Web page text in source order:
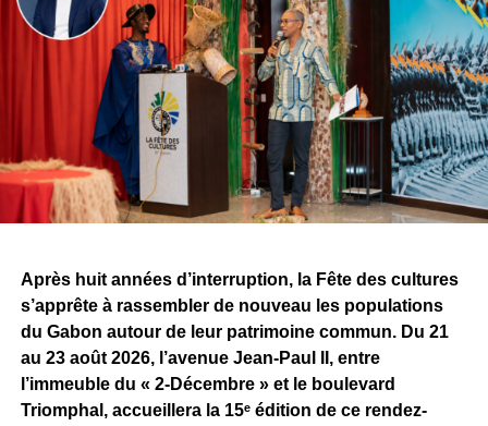
étape avec fierté. Il évoque une vision, une ambition
commune et le début d’une aventure qu’il espère
certainement décisive pour la suite de son parcours.
À travers cette signature, le challenge dépasse désormais
la simple confrontation entre producteurs. Il devient aussi
un espace de rencontres et d’opportunités pour les
artistes. Pour Tris, l’une des premières retombées est déjà
concrète, alors même que la compétition n’est pas encore
Reste maintenant à savoir ce que Sean Bridon Music
prépare pour sa nouvelle recrue. Car après cette belle
exposition, le véritable défi sera de proposer des projets
réguliers et solides, capables d’inscrire durablement Tris
au premier plan de la scène musicale gabonaise.
Après huit années d’interruption, la Fête des cultures
s’apprête à rassembler de nouveau les populations
du Gabon autour de leur patrimoine commun. Du 21
au 23 août 2026, l’avenue Jean-Paul II, entre
l’immeuble du « 2-Décembre » et le boulevard
Triomphal, accueillera la 15ᵉ édition de ce rendez-